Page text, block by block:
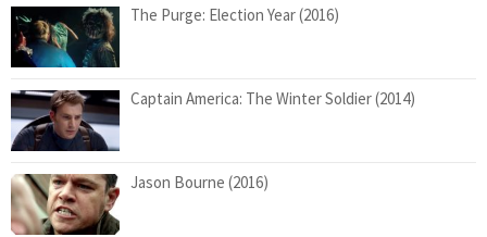
The Purge: Election Year (2016)
Captain America: The Winter Soldier (2014)
Jason Bourne (2016)